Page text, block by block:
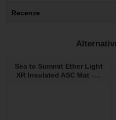
Recenze
Nebyla přidána
Sea to Summit Ether Light
XR Insulated ASC Mat -…